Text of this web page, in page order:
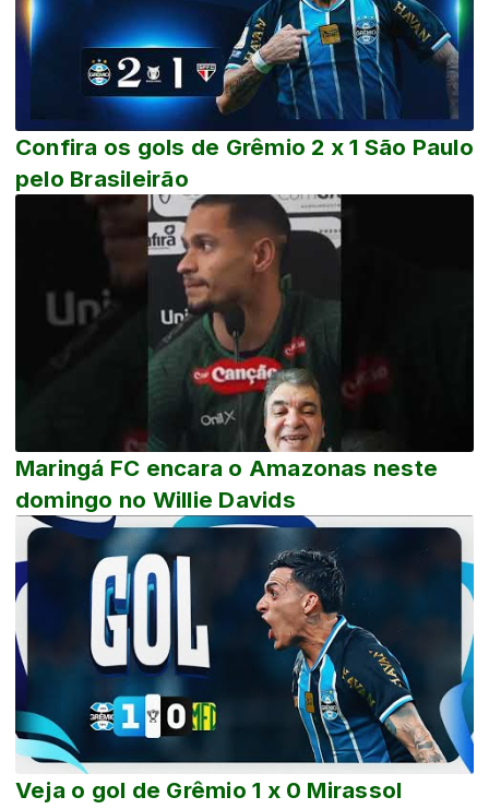
Confira os gols de Grêmio 2 x 1 São Paulo
pelo Brasileirão
Maringá FC encara o Amazonas neste
domingo no Willie Davids
Veja o gol de Grêmio 1 x 0 Mirassol